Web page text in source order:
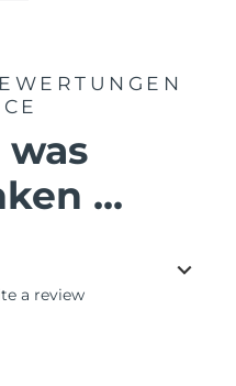
was
...
a review